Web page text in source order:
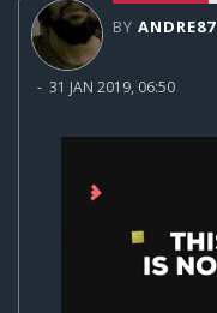
BY ANDRE87
- 31 JAN 2019, 06:50